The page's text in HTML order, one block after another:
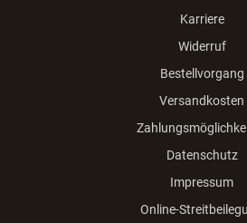
Karriere
Widerruf
Bestellvorgang
Versandkosten
Datenschutz
Impressum
Online-